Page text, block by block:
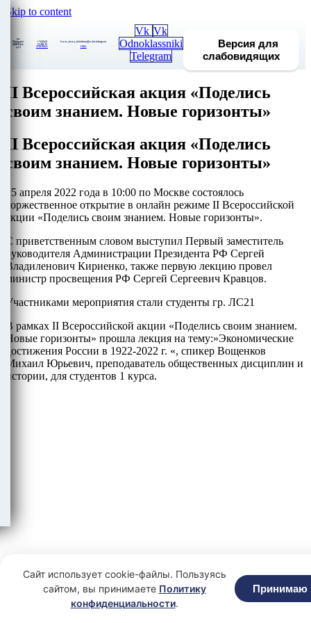
Skip to content
АДРЕС:
ул.
Маршала
Жукова,
д.53
ПРИЕМНАЯ:
+7 (4842)
53-88-13
EMAIL
kom_stroy_tehnikum@adm.kaluga.ru
Vk Vk
Odnoklassniki
Telegram
Версия для
слабовидящих
II Всероссийская акция «Поделись
своим знанием. Новые горизонты»
II Всероссийская акция «Поделись
своим знанием. Новые горизонты»
25 апреля 2022 года в 10:00 по Москве состоялось
торжественное открытие в онлайн режиме II Всероссийской
акции «Поделись своим знанием. Новые горизонты».
С приветственным словом выступил Первый заместитель
руководителя Администрации Президента РФ Сергей
Владиленович Кириенко, также первую лекцию провел
министр просвещения РФ Сергей Сергеевич Кравцов.
Участниками мероприятия стали студенты гр. ЛС21
В рамках II Всероссийской акции «Поделись своим знанием.
Новые горизонты» прошла лекция на тему:»Экономические
достижения России в 1922-2022 г. «, спикер Вощенков
Михаил Юрьевич, преподаватель общественных дисциплин и
истории, для студентов 1 курса.
Сайт использует cookie-файлы. Пользуясь
сайтом, вы принимаете Политику
конфиденциальности.
Принимаю